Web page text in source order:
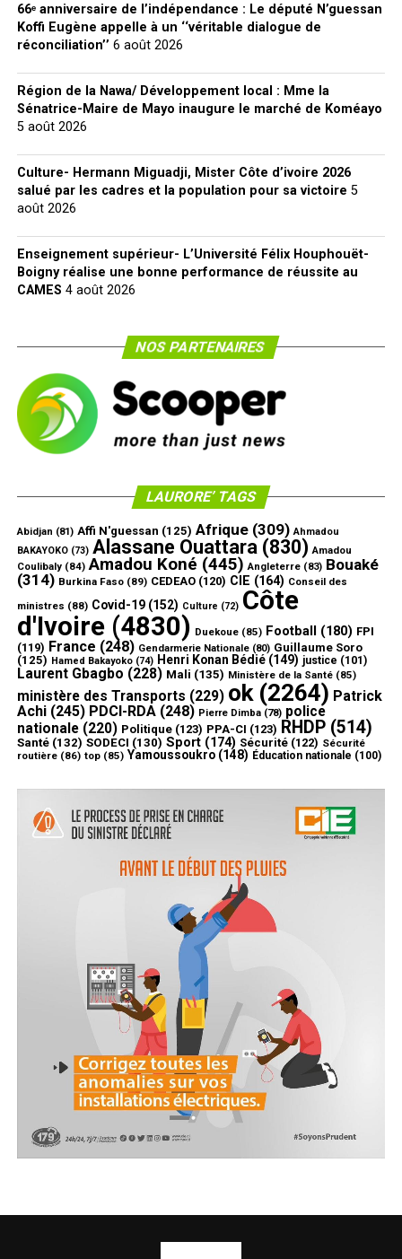
66ᵉ anniversaire de l’indépendance : Le député N’guessan
Koffi Eugène appelle à un ‘‘véritable dialogue de
réconciliation’’ 6 août 2026
Région de la Nawa/ Développement local : Mme la
Sénatrice-Maire de Mayo inaugure le marché de Koméayo
5 août 2026
Culture- Hermann Miguadji, Mister Côte d’ivoire 2026
salué par les cadres et la population pour sa victoire 5
août 2026
Enseignement supérieur- L’Université Félix Houphouët-
Boigny réalise une bonne performance de réussite au
CAMES 4 août 2026
NOS PARTENAIRES
LAURORE’ TAGS
Abidjan (81) Affi N'guessan (125) Afrique(309) Ahmadou
BAKAYOKO(73) Alassane Ouattara (830) Amadou
Coulibaly(84) Amadou Koné (445) Angleterre(83) Bouaké
(314) Burkina Faso(89) CEDEAO(120) CIE (164) Conseil des
ministres (88) Covid-19(152) Culture (72) Côte
d'Ivoire(4830) Duekoue(85) Football (180) FPI
(119) France (248) Gendarmerie Nationale(80) Guillaume Soro
(125) Hamed Bakayoko(74) Henri Konan Bédié(149) justice (101)
Laurent Gbagbo (228) Mali (135) Ministère de la Santé(85)
ministère des Transports (229) ok(2264) Patrick
Achi(245) PDCI-RDA(248) Pierre Dimba(78) police
nationale(220) Politique(123) PPA-CI (123) RHDP(514)
Santé(132) SODECI (130) Sport(174) Sécurité(122) Sécurité
routière(86) top(85) Yamoussoukro(148) Éducation nationale (100)